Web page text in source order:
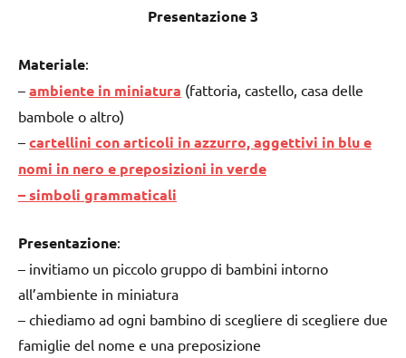
Presentazione 3
Materiale:
– ambiente in miniatura (fattoria, castello, casa delle
bambole o altro)
– cartellini con articoli in azzurro, aggettivi in blu e
nomi in nero e preposizioni in verde
–simboli grammaticali
Presentazione:
– invitiamo un piccolo gruppo di bambini intorno
all’ambiente in miniatura
– chiediamo ad ogni bambino di scegliere di scegliere due
famiglie del nome e una preposizione